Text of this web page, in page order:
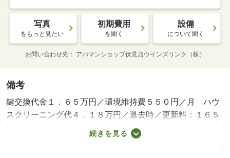
写真
をもっと見たい
初期費用
を聞く
設備
について聞く
お問い合わせ先 アパマンショップ伏見店ウインズリンク（株）
備考
鍵交換代金１．６５万円／環境維持費５５０円／月 ハウ
スクリーニング代４．１８万円／退去時／更新料：１６５
００円 更新手数料：１６５００円／バストイレ別／バル
コニー／エアコン／ガスコンロ対応／フローリング／ＴＶ
続きを見る